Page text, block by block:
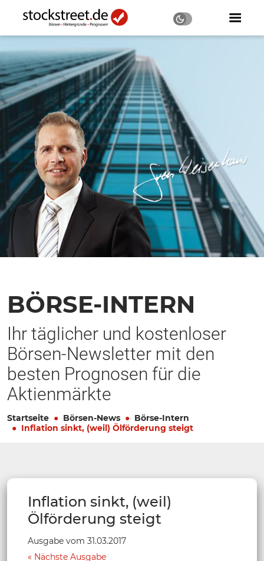
BÖRSE-INTERN
Ihr täglicher und kostenloser
Börsen-Newsletter mit den
besten Prognosen für die
Aktienmärkte
Startseite Börsen-News
Börse-Intern
Inflation sinkt, (weil) Ölförderung steigt
Inflation sinkt, (weil)
Ölförderung steigt
Ausgabe vom 31.03.2017
Nächste Ausgabe